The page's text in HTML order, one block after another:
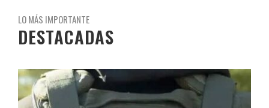
LO MÁS IMPORTANTE
DESTACADAS